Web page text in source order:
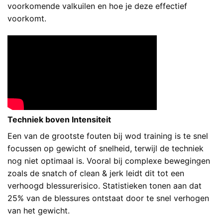
voorkomende valkuilen en hoe je deze effectief
voorkomt.
Techniek boven Intensiteit
Een van de grootste fouten bij wod training is te snel
focussen op gewicht of snelheid, terwijl de techniek
nog niet optimaal is. Vooral bij complexe bewegingen
zoals de snatch of clean & jerk leidt dit tot een
verhoogd blessurerisico. Statistieken tonen aan dat
25% van de blessures ontstaat door te snel verhogen
van het gewicht.